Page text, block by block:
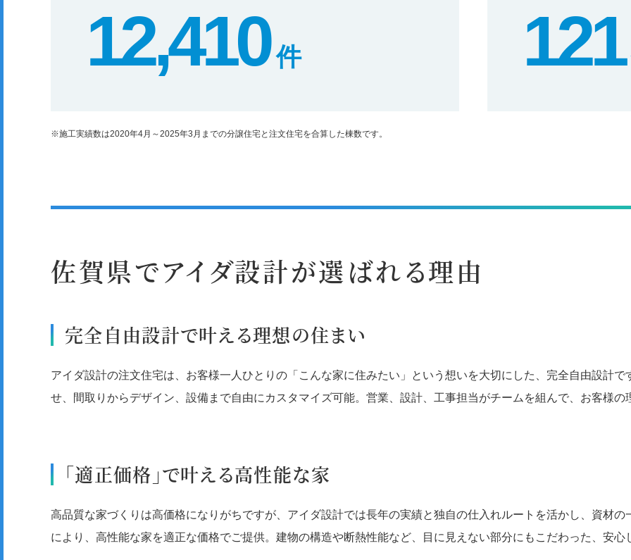
12,410 件 121
※施工実績数は2020年4月～2025年3月までの分譲住宅と注文住宅を合算した棟数です。
佐賀県でアイダ設計が選ばれる理由
完全自由設計で叶える理想の住まい
アイダ設計の注文住宅は、お客様一人ひとりの「こんな家に住みたい」という想いを大切にした、完全自由設計
せ、間取りからデザイン、設備まで自由にカスタマイズ可能。営業、設計、工事担当がチームを組んで、お客様
「適正価格」で叶える高性能な家
高品質な家づくりは高価格になりがちですが、アイダ設計では長年の実績と独自の仕入れルートを活かし、資材
により、高性能な家を適正な価格でご提供。建物の構造や断熱性能など、目に見えない部分にもこだわった、安